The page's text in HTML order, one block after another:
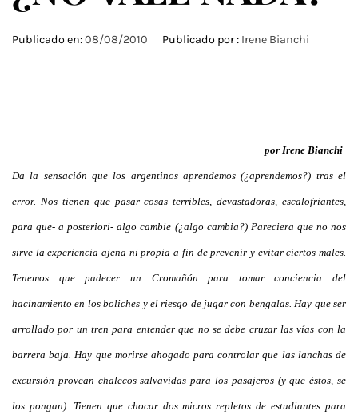
Publicado en:08/08/2010 Publicado por : Irene Bianchi
por Irene Bianchi
Da la sensación que los argentinos aprendemos (¿aprendemos?) tras el
error. Nos tienen que pasar cosas terribles, devastadoras, escalofriantes,
para que- a posteriori- algo cambie (¿algo cambia?) Pareciera que no nos
sirve la experiencia ajena ni propia a fin de prevenir y evitar ciertos males.
Tenemos que padecer un Cromañón para tomar conciencia del
hacinamiento en los boliches y el riesgo de jugar con bengalas. Hay que ser
arrollado por un tren para entender que no se debe cruzar las vías con la
barrera baja. Hay que morirse ahogado para controlar que las lanchas de
excursión provean chalecos salvavidas para los pasajeros (y que éstos, se
los pongan). Tienen que chocar dos micros repletos de estudiantes para